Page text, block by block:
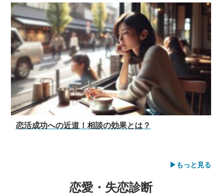
恋活成功への近道！相談の効果とは？
▶︎もっと見る
恋愛・失恋診断